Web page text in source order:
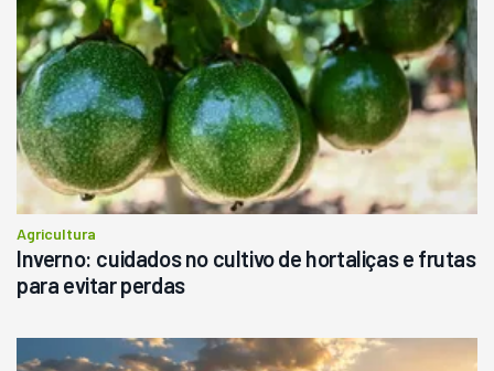
Agricultura
Inverno: cuidados no cultivo de hortaliças e frutas
para evitar perdas